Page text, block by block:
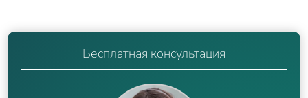
Бесплатная консультация